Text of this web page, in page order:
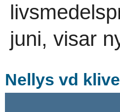
juni, visar
Nellys vd